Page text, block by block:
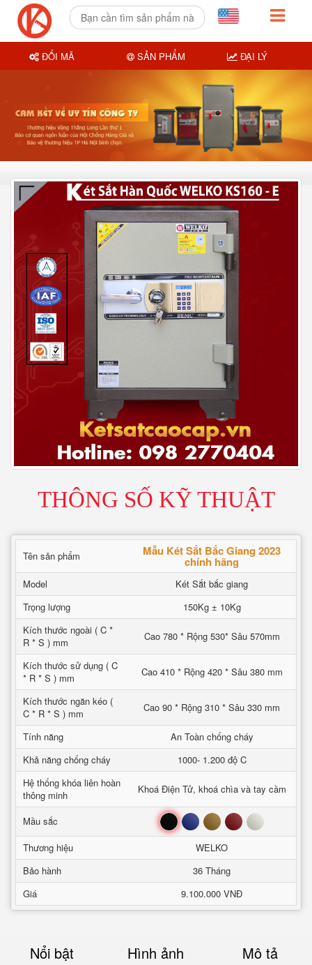
THÔNG SỐ KỸ THUẬT
Tên sản phẩm Mẫu Két Sắt Bắc Giang 2023
chính hãng
Model
Két Sắt bắc giang
Trọng lượng
150Kg ± 10Kg
Kích thước ngoài ( C *
R * S ) mm
Cao 780 * Rộng 530* Sâu 570mm
Kích thước sử dụng ( C
* R * S ) mm
Cao 410 * Rộng 420 * Sâu 380 mm
Kích thước ngăn kéo (
C * R * S ) mm
Cao 90 * Rộng 310 * Sâu 330 mm
Tính năng
An Toàn chống cháy
Khả năng chống cháy
1000- 1.200 độ C
Hệ thống khóa liên hoàn
thông minh
Khoá Điện Tử, khoá chìa và tay cầm
Mầu sắc Đen Xanh Nâu Đỏ Trắng
Thương hiệu
WELKO
Bảo hành
36 Tháng
Giá
9.100.000 VNĐ
Nổi bật Hình ảnh Mô tả
ĐỔI MÃ SẢN PHẨM ĐẠI LÝ